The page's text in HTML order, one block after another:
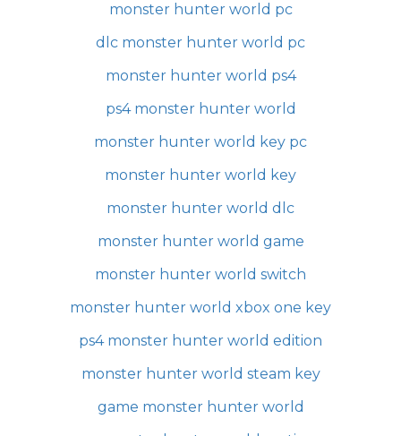
monster hunter world pc
dlc monster hunter world pc
monster hunter world ps4
ps4 monster hunter world
monster hunter world key pc
monster hunter world key
monster hunter world dlc
monster hunter world game
monster hunter world switch
monster hunter world xbox one key
ps4 monster hunter world edition
monster hunter world steam key
game monster hunter world